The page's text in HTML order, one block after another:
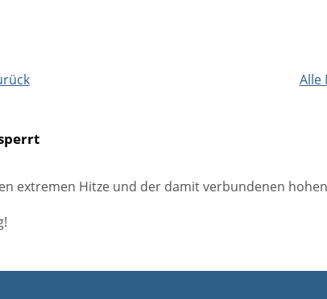
Alle
extremen Hitze und der damit verbundenen